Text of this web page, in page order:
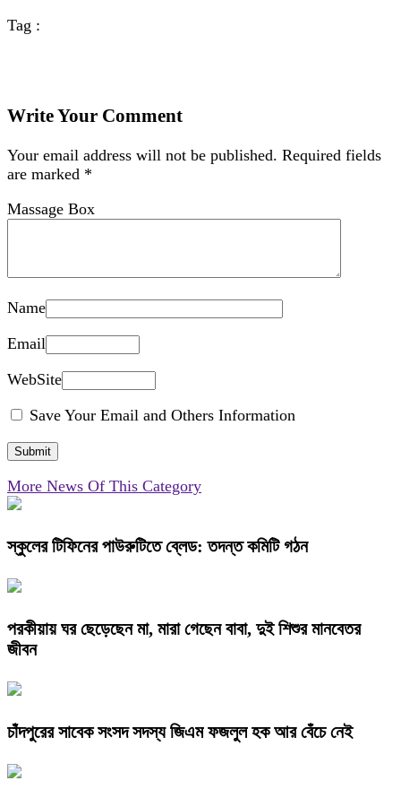
Tag :
Write Your Comment
Your email address will not be published. Required fields
are marked *
Massage Box
Name
Email
WebSite
Save Your Email and Others Information
More News Of This Category
স্কুলের টিফিনের পাউরুটিতে ব্লেড: তদন্ত কমিটি গঠন
পরকীয়ায় ঘর ছেড়েছেন মা, মারা গেছেন বাবা, দুই শিশুর মানবেতর
জীবন
চাঁদপুরের সাবেক সংসদ সদস্য জিএম ফজলুল হক আর বেঁচে নেই